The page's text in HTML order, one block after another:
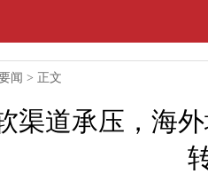
闻 > 正文
渠道承压，海